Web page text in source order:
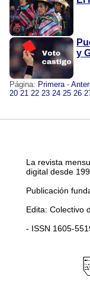
y
Página: Primera-
20 21 22 23 24 25 26
La revista
digital desde
Publicación
Edita: Colectivo
- ISSN 1605-